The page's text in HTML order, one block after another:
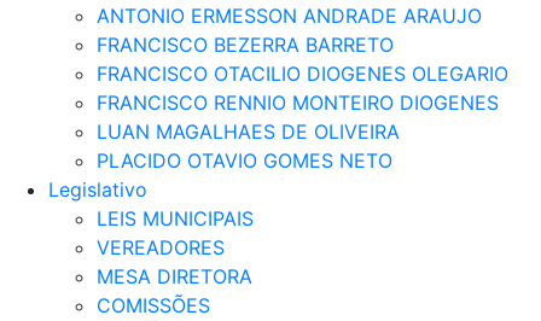
ANTONIO ERMESSON ANDRADE ARAUJO
FRANCISCO BEZERRA BARRETO
FRANCISCO OTACILIO DIOGENES OLEGARIO
FRANCISCO RENNIO MONTEIRO DIOGENES
LUAN MAGALHAES DE OLIVEIRA
PLACIDO OTAVIO GOMES NETO
Legislativo
LEIS MUNICIPAIS
VEREADORES
MESA DIRETORA
COMISSÕES